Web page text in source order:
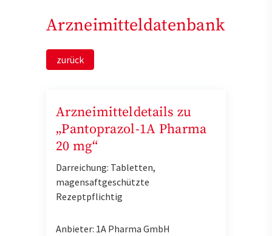
Arzneimitteldatenbank
zurück
Arzneimitteldetails zu
„Pantoprazol-1A Pharma
20 mg“
Darreichung: Tabletten,
magensaftgeschützte
Rezeptpflichtig
Anbieter: 1A Pharma GmbH